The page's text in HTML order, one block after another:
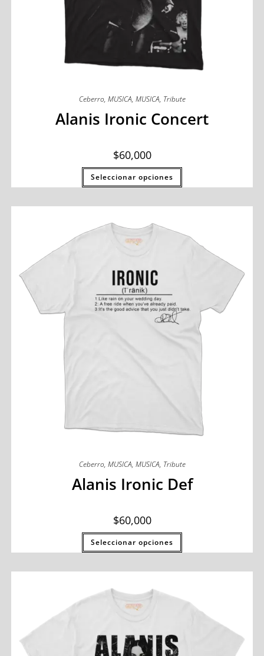
Ceberro, MUSICA, MUSICA, Tribute
Alanis Ironic Concert
$60,000
Seleccionar opciones
Ceberro, MUSICA, MUSICA, Tribute
Alanis Ironic Def
$60,000
Seleccionar opciones